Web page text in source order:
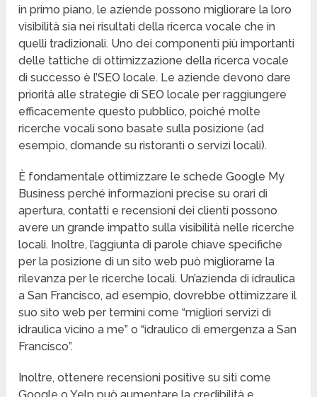
in primo piano, le aziende possono migliorare la loro
visibilità sia nei risultati della ricerca vocale che in
quelli tradizionali. Uno dei componenti più importanti
delle tattiche di ottimizzazione della ricerca vocale
di successo è l’SEO locale. Le aziende devono dare
priorità alle strategie di SEO locale per raggiungere
efficacemente questo pubblico, poiché molte
ricerche vocali sono basate sulla posizione (ad
esempio, domande su ristoranti o servizi locali).
È fondamentale ottimizzare le schede Google My
Business perché informazioni precise su orari di
apertura, contatti e recensioni dei clienti possono
avere un grande impatto sulla visibilità nelle ricerche
locali. Inoltre, l’aggiunta di parole chiave specifiche
per la posizione di un sito web può migliorarne la
rilevanza per le ricerche locali. Un’azienda di idraulica
a San Francisco, ad esempio, dovrebbe ottimizzare il
suo sito web per termini come “migliori servizi di
idraulica vicino a me” o “idraulico di emergenza a San
Francisco”.
Inoltre, ottenere recensioni positive su siti come